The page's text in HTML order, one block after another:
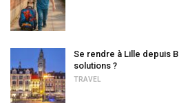
Se rendre à Lille depuis
solutions ?
TRAVEL